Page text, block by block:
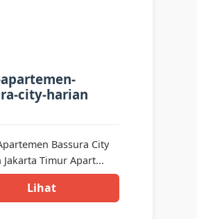
city-harian
Bassura City
Jakarta Timur Apart...
Lihat